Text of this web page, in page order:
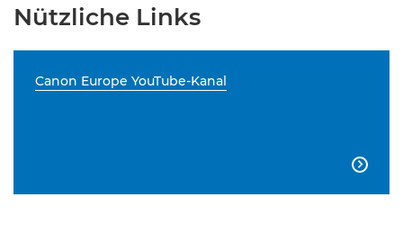
Nützliche Links
Canon Europe YouTube-Kanal
